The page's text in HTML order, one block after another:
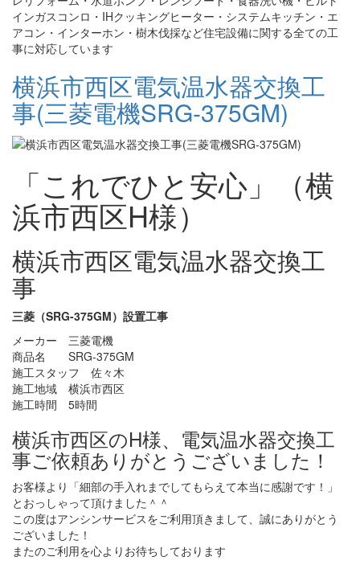
インガスコンロ・IHクッキングヒーター・システムキッチン・エ
アコン・インターホン・樹木伐採など住宅設備に関する全ての工
事に対応しています
横浜市西区電気温水器交換工
事(三菱電機SRG-375GM)
「これでひと安心」（横
浜市西区H様）
横浜市西区電気温水器交換工
事
三菱（SRG-375GM）設置工事
メーカー 三菱電機
商品名 SRG-375GM
施工スタッフ 佐々木
施工地域 横浜市西区
施工時間 5時間
横浜市西区のH様、電気温水器交換工
事ご依頼ありがとうございました！
お客様より「細部の手入れまでしてもらえて本当に感謝です！」
とおっしゃって頂けました＾＾
この度はアンシンサービスをご利用頂きまして、誠にありがとう
ございました！
またのご利用を心よりお待ちしております